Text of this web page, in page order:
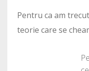
Pentru ca am
teorie care se